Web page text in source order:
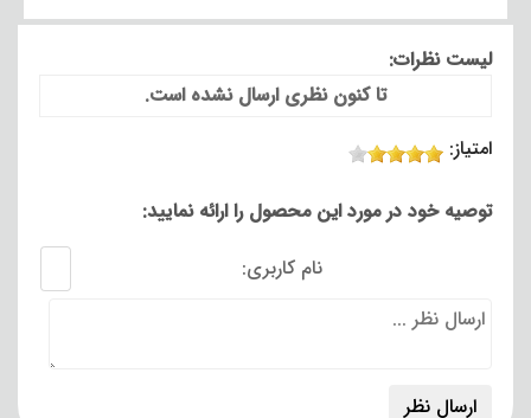
لیست نظرات:
تا کنون نظری ارسال نشده است.
امتیاز:
توصیه خود در مورد این محصول را ارائه نمایید:
نام کاربری: